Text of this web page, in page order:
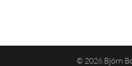
© 2026 Björn